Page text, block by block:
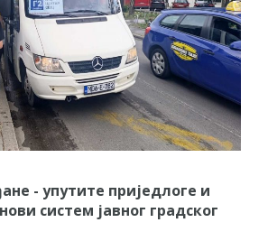
- упутите приједлоге и
систем јавног градског